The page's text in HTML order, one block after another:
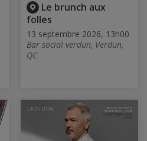
Le brunch aux
folles
13 septembre 2026, 13h00
Bar social verdun, Verdun,
QC